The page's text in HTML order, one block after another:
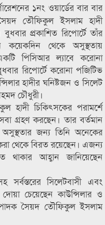
১নং ওয়ার্ডের বার বার
সৈয়দ তৌফিকুল ইসলাম হাদী
প্রকাশিত রিপোর্টে তাঁর
কয়েকদিন থেকে অসুস্থতায়
পিসিআর ল্যাবে করোনা
রিপোর্টে করোনা পজিটিভ
হাদীর ঘনিষ্টজন ও সিলেট
চৌধুরী।
হাদী চিকিৎসকের পরামর্শে
গ্রহণ করছেন। তার বর্তমান
অসুস্থতার জন্য তিনি অনেকের
থেকে বিরত রয়েছেন। এজন্য
আহ্বান জানিয়েছেন
সিলেটবাসী এবং
চেয়েছেন কাউন্সিলার ও
সৈয়দ তৌফিকুল ইসলাম